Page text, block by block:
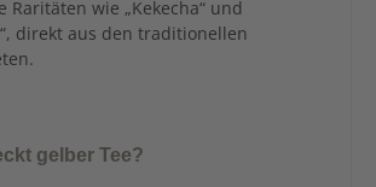
Raritäten wie „Kekecha“ und
direkt aus den traditionellen
gelber Tee?